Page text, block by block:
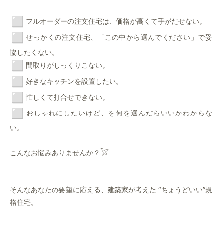
︎フルオーダーの注文住宅は、価格が高くて手がだせない。
︎せっかくの注文住宅、「この中から選んでください」 で妥
協したくない。
︎間取りがしっくりこない。
︎好きなキッチンを設置したい。
︎忙しくて打合せできない。
︎おしゃれにしたいけど、を何を選んだらいいかわからな
い。
こんなお悩みありませんか？𓅯
そんなあなたの要望に応える、建築家が考えた “ちょうどいい”規
格住宅。